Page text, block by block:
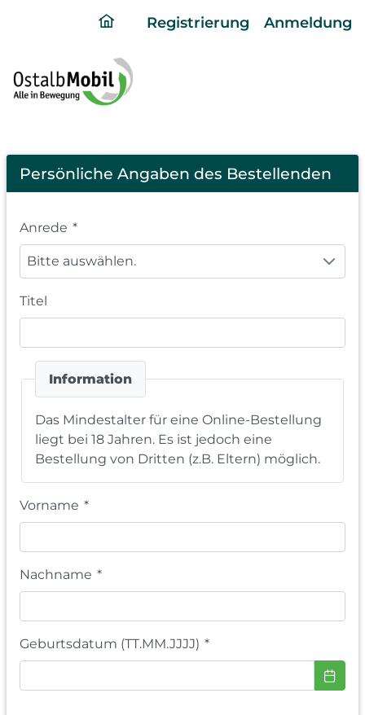
ding
page
Registrierung Anmeldung
Registration
Persönliche Angaben des Bestellenden
Anrede *
Bitte auswählen.
Titel
Information
Das Mindestalter für eine Online-Bestellung
liegt bei 18 Jahren. Es ist jedoch eine
Bestellung von Dritten (z.B. Eltern) möglich.
Vorname *
Nachname *
Geburtsdatum (TT.MM.JJJJ) *